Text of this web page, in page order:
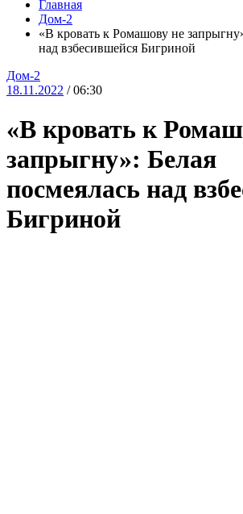
Главная
Дом-2
«В кровать к Ромашову не
над взбесившейся Бигриной
Дом-2
18.11.2022 / 06:30
«В кровать к
запрыгну»: Белая
посмеялась над
Бигриной